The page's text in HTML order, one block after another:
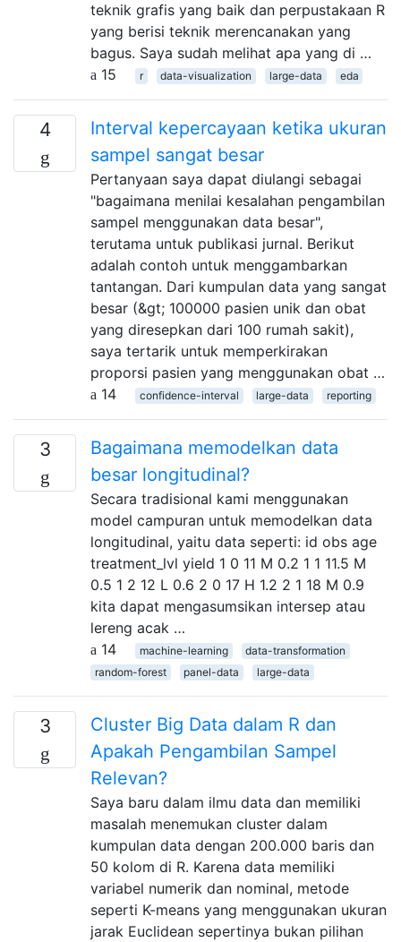
teknik grafis yang baik dan perpustakaan R
yang berisi teknik merencanakan yang
bagus. Saya sudah melihat apa yang di …
15
r data-visualization large-data eda
4
Interval kepercayaan ketika ukuran
sampel sangat besar
Pertanyaan saya dapat diulangi sebagai
"bagaimana menilai kesalahan pengambilan
sampel menggunakan data besar",
terutama untuk publikasi jurnal. Berikut
adalah contoh untuk menggambarkan
tantangan. Dari kumpulan data yang sangat
besar (&gt; 100000 pasien unik dan obat
yang diresepkan dari 100 rumah sakit),
saya tertarik untuk memperkirakan
proporsi pasien yang menggunakan obat …
14
confidence-interval large-data reporting
3
Bagaimana memodelkan data
besar longitudinal?
Secara tradisional kami menggunakan
model campuran untuk memodelkan data
longitudinal, yaitu data seperti: id obs age
treatment_lvl yield 1 0 11 M 0.2 1 1 11.5 M
0.5 1 2 12 L 0.6 2 0 17 H 1.2 2 1 18 M 0.9
kita dapat mengasumsikan intersep atau
lereng acak …
14
machine-learning
data-transformation
random-forest
panel-data large-data
3
Cluster Big Data dalam R dan
Apakah Pengambilan Sampel
Relevan?
Saya baru dalam ilmu data dan memiliki
masalah menemukan cluster dalam
kumpulan data dengan 200.000 baris dan
50 kolom di R. Karena data memiliki
variabel numerik dan nominal, metode
seperti K-means yang menggunakan ukuran
jarak Euclidean sepertinya bukan pilihan